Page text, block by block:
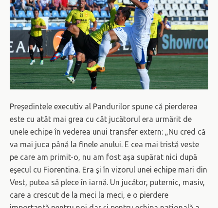
Președintele executiv al Pandurilor spune că pierderea
este cu atât mai grea cu cât jucătorul era urmărit de
unele echipe în vederea unui transfer extern: „Nu cred că
va mai juca până la finele anului. E cea mai tristă veste
pe care am primit-o, nu am fost aşa supărat nici după
eşecul cu Fiorentina. Era şi în vizorul unei echipe mari din
Vest, putea să plece în iarnă. Un jucător, puternic, masiv,
care a crescut de la meci la meci, e o pierdere